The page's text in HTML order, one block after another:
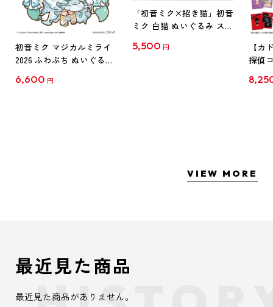
初音ミク マジカルミライ
2026 ふわぷち ぬいぐるみ
6,600 円
「初音ミク×招き猫」初音
ミク 白猫 ぬいぐるみ スタ
5,500 円
【カ
探偵
クリ
VIEW MORE
最近見た商品
最近見た商品がありません。